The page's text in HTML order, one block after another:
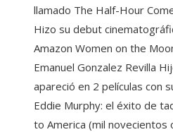
llamado The Half-Hour
Hizo su debut
Amazon Women on the
Emanuel Gonzalez Revilla
apareció en 2 películas con
Eddie Murphy: el éxito de
to America (mil novecientos